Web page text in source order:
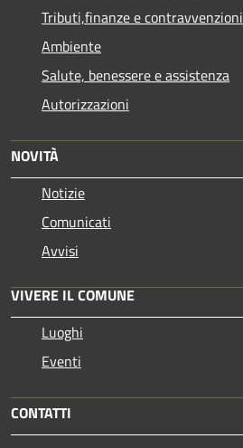
Tributi,finanze e contravvenzioni
Ambiente
Salute, benessere e assistenza
Autorizzazioni
NOVITÀ
Notizie
Comunicati
Avvisi
VIVERE IL COMUNE
Luoghi
Eventi
CONTATTI